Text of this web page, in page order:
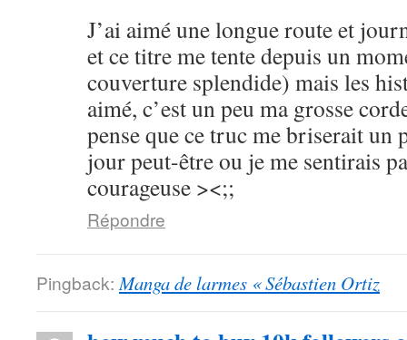
J’ai aimé une longue route et
et ce titre me tente depuis un
couverture splendide) mais les
aimé, c’est un peu ma grosse
pense que ce truc me briserait un
jour peut-être ou je me sentirais
courageuse ><;;
Répondre
Pingback: Manga de larmes « Sébastien Ortiz